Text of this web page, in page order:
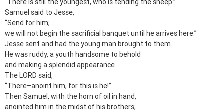
“There is still the youngest, who is tending the sheep.”
Samuel said to Jesse,
“Send for him;
we will not begin the sacrificial banquet until he arrives here.”
Jesse sent and had the young man brought to them.
He was ruddy, a youth handsome to behold
and making a splendid appearance.
The LORD said,
“There–anoint him, for this is he!”
Then Samuel, with the horn of oil in hand,
anointed him in the midst of his brothers;